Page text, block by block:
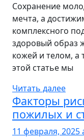
Сохранение
мечта, а
комплексного
здоровый образ
кожей и телом,
этой статье мы
Читать далее
Факторы
пожилых и
11 февраля, 2025